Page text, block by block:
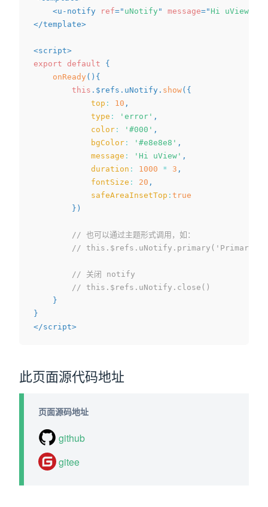
<u-notify ref=" uNotify" message="Hi uView
</template>
<script>
export default
{
onReady ( ) {
this . $refs . uNotify . show( {
top : 10 ,
type : 'error' ,
color : '#000' ,
bgColor : '#e8e8e8' ,
message : 'Hi uView' ,
duration : 1000 * 3 ,
fontSize : 20 ,
safeAreaInsetTop : true
} )
// 也可以通过主题形式调用，如：
// this.$refs.uNotify.primary('Primary主
// 关闭 notify
// this.$refs.uNotify.close()
}
}
</script>
此页面源代码地址
页面源码地址
github
gitee